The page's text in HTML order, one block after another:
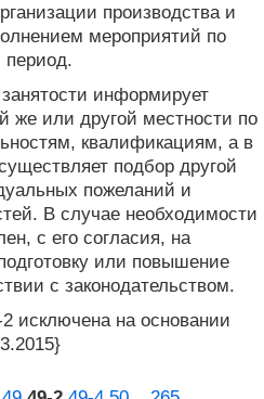
производства и
мероприятий по
информирует
же или другой местности по
квалификациям, а в
подбор другой
пожеланий и
В случае необходимости
с его согласия, на
или повышение
с законодательством.
исключена на основании